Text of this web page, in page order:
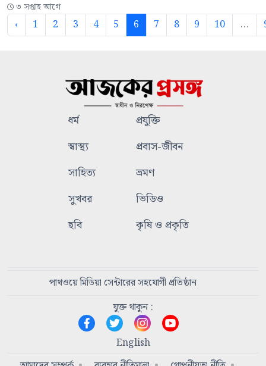
৩ সপ্তাহ আগে
‹ 1 2 3 4 5 6 7 8 9 10 ...
ধর্ম
প্রযুক্তি
স্বাস্থ্য
প্রবাস-জীবন
সাহিত্য
ভ্রমণ
সুখবর
ভিডিও
ছবি
কৃষি ও প্রকৃতি
পাথওয়ে মিডিয়া সেন্টারের সহযোগী প্রতিষ্ঠান
যুক্ত থাকুন :
English